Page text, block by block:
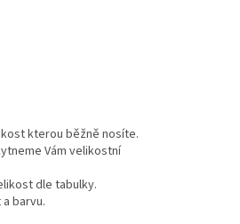
kterou běžně nosíte.
Vám velikostní
dle tabulky.
barvu.